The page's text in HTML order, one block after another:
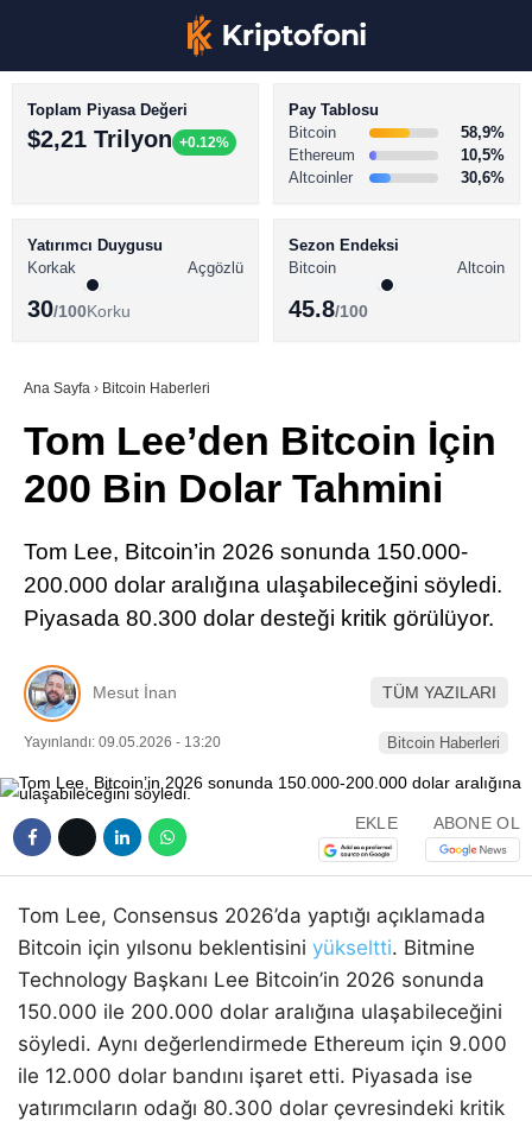
Youtube
TikTok
Pinterest
LinkedIn
Telegram
BİTCOİN HABERLERİ
ALTCOİN HABERLERİ
SÖZLÜK
Toplam Piyasa Değeri
$2,21 Trilyon +0.12%
Pay Tablosu
Bitcoin
58,9%
Ethereum
10,5%
Altcoinler
30,6%
Yatırımcı Duygusu
Korkak
Açgözlü
30/100Korku
Sezon Endeksi
Bitcoin
Altcoin
45.8/100
Ana Sayfa › Bitcoin Haberleri
Tom Lee’den Bitcoin İçin
200 Bin Dolar Tahmini
Tom Lee, Bitcoin’in 2026 sonunda 150.000-
200.000 dolar aralığına ulaşabileceğini söyledi.
Piyasada 80.300 dolar desteği kritik görülüyor.
Mesut İnan TÜM YAZILARI
Yayınlandı: 09.05.2026 - 13:20 Bitcoin Haberleri
EKLE ABONE OL
Tom Lee, Consensus 2026’da yaptığı açıklamada
Bitcoin için yılsonu beklentisini yükseltti. Bitmine
Technology Başkanı Lee Bitcoin’in 2026 sonunda
150.000 ile 200.000 dolar aralığına ulaşabileceğini
söyledi. Aynı değerlendirmede Ethereum için 9.000
ile 12.000 dolar bandını işaret etti. Piyasada ise
yatırımcıların odağı 80.300 dolar çevresindeki kritik